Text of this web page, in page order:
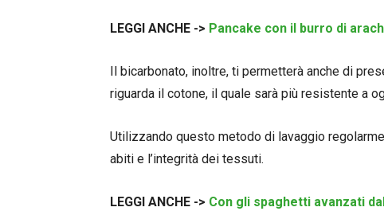
LEGGI ANCHE -> Pancake con il burro di
Il bicarbonato, inoltre, ti permetterà anche di
riguarda il cotone, il quale sarà più resistente a
Utilizzando questo metodo di lavaggio
abiti e l’integrità dei tessuti.
LEGGI ANCHE -> Con gli spaghetti avanzati